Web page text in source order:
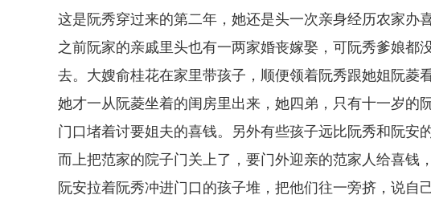
这是阮秀穿过来的第二年，她还是头一次亲身经历农家办喜
之前阮家的亲戚里头也有一两家婚丧嫁娶，可阮秀爹娘都
去。大嫂俞桂花在家里带孩子，顺便领着阮秀跟她姐阮菱
她才一从阮菱坐着的闺房里出来，她四弟，只有十一岁的
门口堵着讨要姐夫的喜钱。另外有些孩子远比阮秀和阮安
而上把范家的院子门关上了，要门外迎亲的范家人给喜钱
阮安拉着阮秀冲进门口的孩子堆，把他们往一旁挤，说自